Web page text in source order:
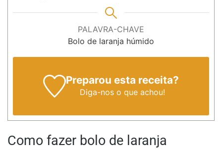
PALAVRA-CHAVE
Bolo de laranja húmido
Preparou esta receita?
Diga-noso que achou!
Como fazer bolo de laranja